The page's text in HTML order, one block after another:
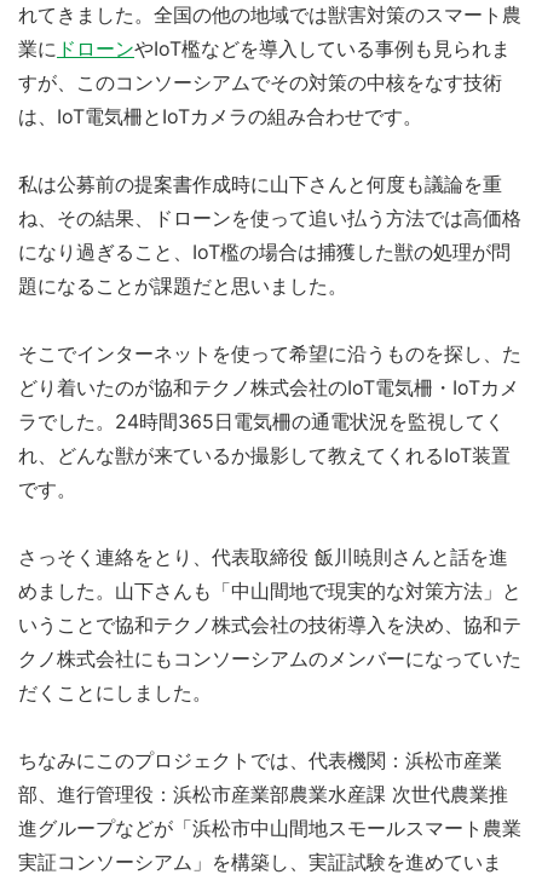
れてきました。全国の他の地域では獣害対策のスマート農
業に ドローンやIoT檻などを導入している事例も見られま
すが、このコンソーシアムでその対策の中核をなす技術
は、IoT電気柵とIoTカメラの組み合わせです。
私は公募前の提案書作成時に山下さんと何度も議論を重
ね、その結果、ドローンを使って追い払う方法では高価格
になり過ぎること、IoT檻の場合は捕獲した獣の処理が問
題になることが課題だと思いました。
そこでインターネットを使って希望に沿うものを探し、た
どり着いたのが協和テクノ株式会社のIoT電気柵・IoTカメ
ラでした。24時間365日電気柵の通電状況を監視してく
れ、どんな獣が来ているか撮影して教えてくれるIoT装置
です。
さっそく連絡をとり、代表取締役 飯川暁則さんと話を進
めました。山下さんも「中山間地で現実的な対策方法」と
いうことで協和テクノ株式会社の技術導入を決め、協和テ
クノ株式会社にもコンソーシアムのメンバーになっていた
だくことにしました。
ちなみにこのプロジェクトでは、代表機関：浜松市産業
部、進行管理役：浜松市産業部農業水産課 次世代農業推
進グループなどが「浜松市中山間地スモールスマート農業
実証コンソーシアム」を構築し、実証試験を進めていま